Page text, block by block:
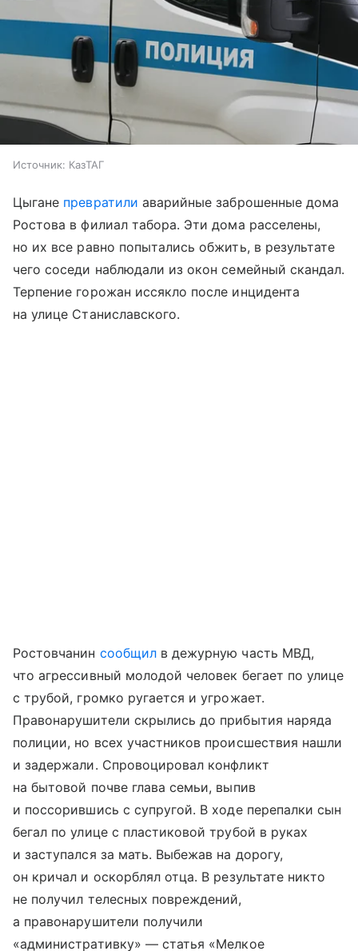
Источник: КазТАГ
Цыгане превратили аварийные заброшенные дома
Ростова в филиал табора. Эти дома расселены,
но их все равно попытались обжить, в результате
чего соседи наблюдали из окон семейный скандал.
Терпение горожан иссякло после инцидента
на улице Станиславского.
Ростовчанин сообщилв дежурную часть МВД,
что агрессивный молодой человек бегает по улице
с трубой, громко ругается и угрожает.
Правонарушители скрылись до прибытия наряда
полиции, но всех участников происшествия нашли
и задержали. Спровоцировал конфликт
на бытовой почве глава семьи, выпив
и поссорившись с супругой. В ходе перепалки сын
бегал по улице с пластиковой трубой в руках
и заступался за мать. Выбежав на дорогу,
он кричал и оскорблял отца. В результате никто
не получил телесных повреждений,
а правонарушители получили
«административку» — статья «Мелкое